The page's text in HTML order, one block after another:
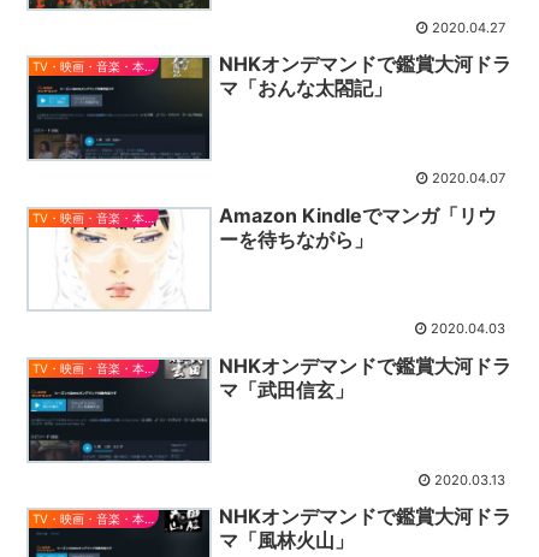
2020.04.27
NHKオンデマンドで鑑賞大河ドラ
マ「おんな太閤記」
2020.04.07
Amazon Kindleでマンガ「リウ
ーを待ちながら」
2020.04.03
NHKオンデマンドで鑑賞大河ドラ
マ「武田信玄」
2020.03.13
TV・映画・音楽・本とか
NHKオンデマンドで鑑賞大河ドラ
マ「風林火山」